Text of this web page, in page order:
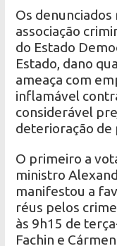
Os
associação
do Estado
Estado, dano
ameaça com
inflamável
considerável
deterioração
O primeiro a
ministro
manifestou a
réus pelos
às 9h15 de
Fachin e